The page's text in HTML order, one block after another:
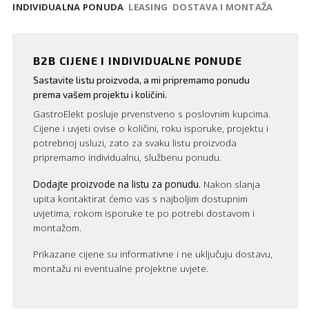
INDIVIDUALNA PONUDA LEASING DOSTAVA I MONTAŽA
B2B CIJENE I INDIVIDUALNE PONUDE
Sastavite listu proizvoda, a mi pripremamo ponudu
prema vašem projektu i količini.
GastroElekt posluje prvenstveno s poslovnim kupcima.
Cijene i uvjeti ovise o količini, roku isporuke, projektu i
potrebnoj usluzi, zato za svaku listu proizvoda
pripremamo individualnu, službenu ponudu.
Dodajte proizvode na listu za ponudu. Nakon slanja
upita kontaktirat ćemo vas s najboljim dostupnim
uvjetima, rokom isporuke te po potrebi dostavom i
montažom.
Prikazane cijene su informativne i ne uključuju dostavu,
montažu ni eventualne projektne uvjete.